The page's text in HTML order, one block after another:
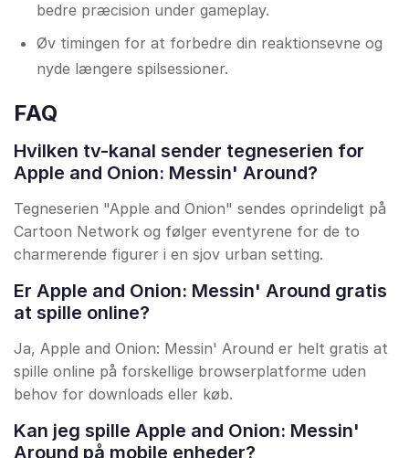
bedre præcision under gameplay.
Øv timingen for at forbedre din reaktionsevne og
nyde længere spilsessioner.
FAQ
Hvilken tv-kanal sender tegneserien for
Apple and Onion: Messin' Around?
Tegneserien "Apple and Onion" sendes oprindeligt på
Cartoon Network og følger eventyrene for de to
charmerende figurer i en sjov urban setting.
Er Apple and Onion: Messin' Around gratis
at spille online?
Ja, Apple and Onion: Messin' Around er helt gratis at
spille online på forskellige browserplatforme uden
behov for downloads eller køb.
Kan jeg spille Apple and Onion: Messin'
Around på mobile enheder?